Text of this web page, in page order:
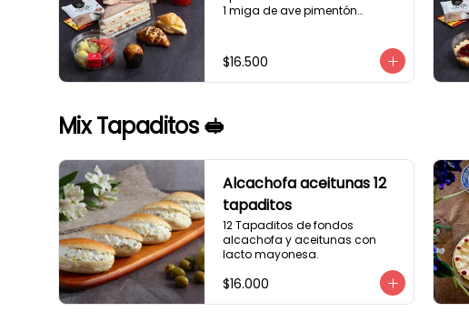
1 miga de ave pimentón
1 mini muffin
1 sobre de té y café
1 jugo natural
$16.500
Mix Tapaditos 🥪
Alcachofa aceitunas 12
tapaditos
12 Tapaditos de fondos
alcachofa y aceitunas con
lacto mayonesa.
$16.000